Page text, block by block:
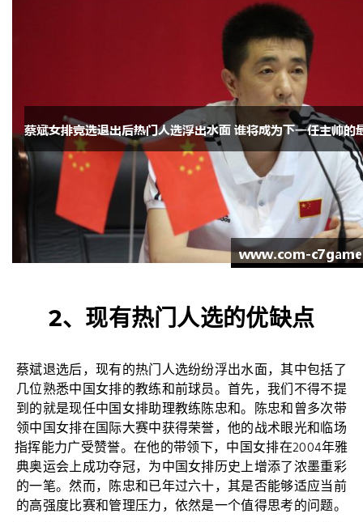
2、现有热门人选的优缺点
蔡斌退选后，现有的热门人选纷纷浮出水面，其中包括了
几位熟悉中国女排的教练和前球员。首先，我们不得不提
到的就是现任中国女排助理教练陈忠和。陈忠和曾多次带
领中国女排在国际大赛中获得荣誉，他的战术眼光和临场
指挥能力广受赞誉。在他的带领下，中国女排在2004年雅
典奥运会上成功夺冠，为中国女排历史上增添了浓墨重彩
的一笔。然而，陈忠和已年过六十，其是否能够适应当前
的高强度比赛和管理压力，依然是一个值得思考的问题。